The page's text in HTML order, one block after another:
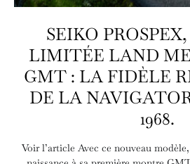
SEIKO
LIMITÉE LAND
GMT : LA FIDÈLE
DE LA
1968.
Voir l’article Avec ce nouveau